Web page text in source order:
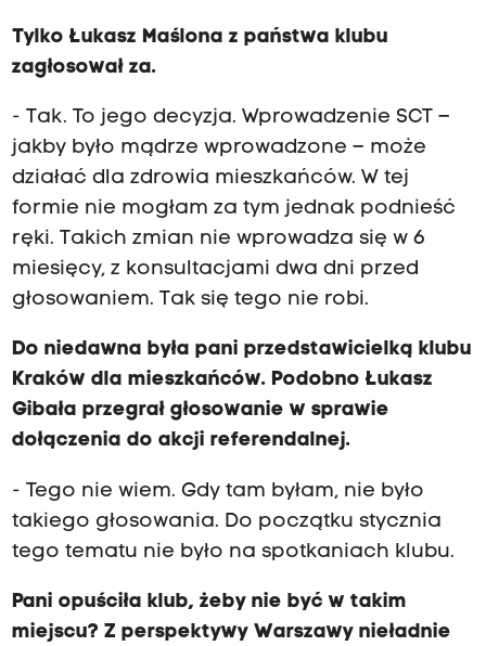
Tylko Łukasz Maślona z państwa klubu
zagłosował za.
- Tak. To jego decyzja. Wprowadzenie SCT –
jakby było mądrze wprowadzone – może
działać dla zdrowia mieszkańców. W tej
formie nie mogłam za tym jednak podnieść
ręki. Takich zmian nie wprowadza się w 6
miesięcy, z konsultacjami dwa dni przed
głosowaniem. Tak się tego nie robi.
Do niedawna była pani przedstawicielką klubu
Kraków dla mieszkańców. Podobno Łukasz
Gibała przegrał głosowanie w sprawie
dołączenia do akcji referendalnej.
- Tego nie wiem. Gdy tam byłam, nie było
takiego głosowania. Do początku stycznia
tego tematu nie było na spotkaniach klubu.
Pani opuściła klub, żeby nie być w takim
miejscu? Z perspektywy Warszawy nieładnie